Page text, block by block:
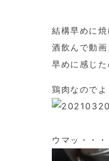
結構早めに焼
酒飲んで動
早めに感じ
鶏肉なので
ウマッ・・